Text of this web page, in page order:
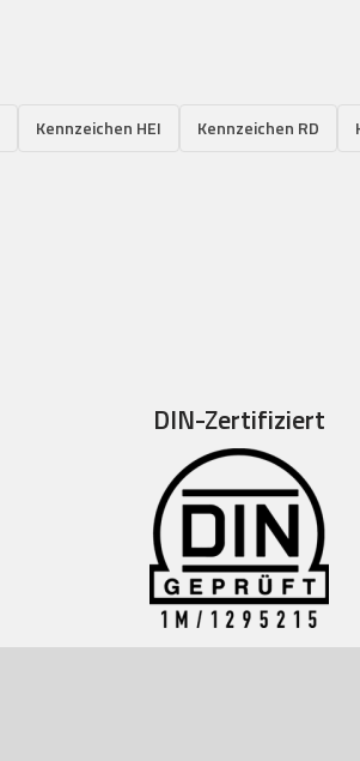
Kennzeichen HEI Kennzeichen RD
DIN-Zertifiziert